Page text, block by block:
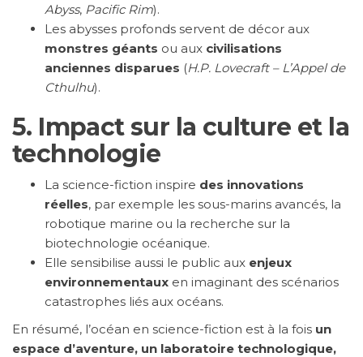
Abyss, Pacific Rim).
Les abysses profonds servent de décor aux
monstres géants ou aux civilisations
anciennes disparues (H.P. Lovecraft – L’Appel de
Cthulhu).
5. Impact sur la culture et la
technologie
La science-fiction inspire des innovations
réelles, par exemple les sous-marins avancés, la
robotique marine ou la recherche sur la
biotechnologie océanique.
Elle sensibilise aussi le public aux enjeux
environnementaux en imaginant des scénarios
catastrophes liés aux océans.
En résumé, l’océan en science-fiction est à la fois un
espace d’aventure, un laboratoire technologique,